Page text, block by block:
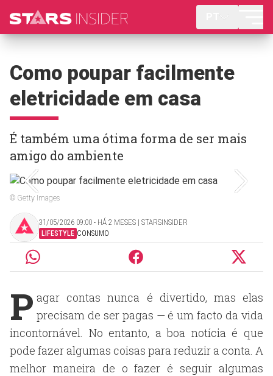
Como poupar facilmente
eletricidade em casa
É também uma ótima forma de ser mais
amigo do ambiente
© Getty Images
31/05/2026 09:00 ‧ HÁ 2 MESES | STARSINSIDER
LIFESTYLE CONSUMO
P agar contas nunca é divertido, mas elas
precisam de ser pagas — é um facto da vida
incontornável. No entanto, a boa notícia é que
pode fazer algumas coisas para reduzir a conta. A
melhor maneira de o fazer é seguir algumas